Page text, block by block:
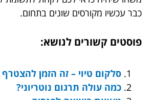
כבר עכשיו מקורסים שונים בתחום.
פוסטים קשורים לנושא:
סלקום טיוי – זה הזמן להצטרף
כמה עולה תרגום נוטריוני?